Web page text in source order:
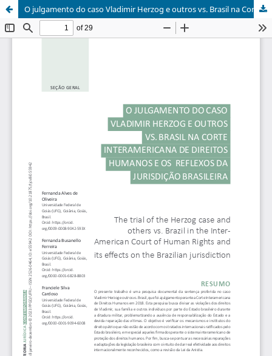
O julgamento do caso Vladimir Herzog e outros vs. Brasil na Corte Interamericana de Direitos Humanos e os reflexos na jurisdição brasileira